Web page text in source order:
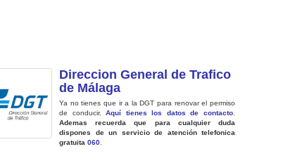
Direccion General de Trafico
de Málaga
Ya no tienes que ir a la DGT para renovar el permiso
de conducir.Aquí tienes los datos de contacto
Ademas recuerda que para cualquier duda
dispones de un servicio de atención telefonica
gratuita 060